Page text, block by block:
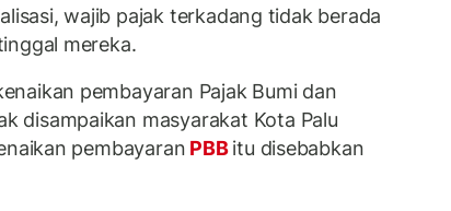
wajib pajak terkadang tidak berada
mereka.
pembayaran Pajak Bumi dan
disampaikan masyarakat Kota Palu
pembayaran PBBitu disebabkan